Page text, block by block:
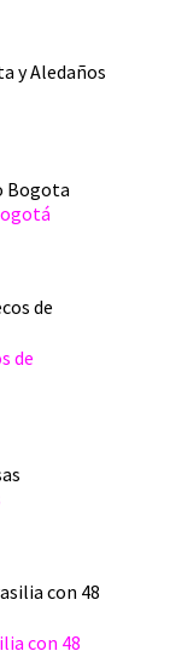
de
con 48